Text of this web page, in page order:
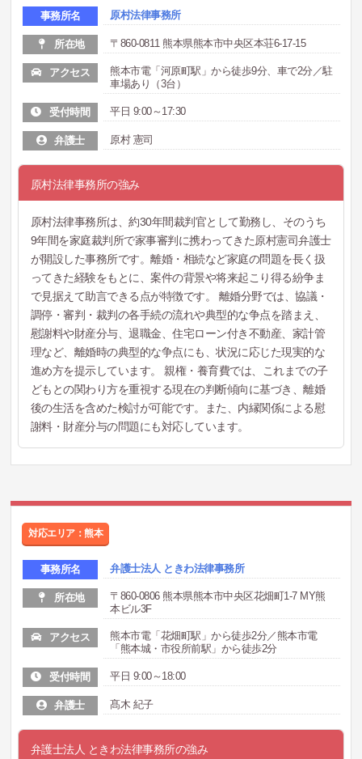
事務所名 原村法律事務所
所在地 〒860-0811 熊本県熊本市中央区本荘6-17-15
アクセス
熊本市電「河原町駅」から徒歩9分、車で2分／駐
車場あり（3台）
受付時間 平日 9:00～17:30
弁護士 原村 憲司
原村法律事務所の強み
原村法律事務所は、約30年間裁判官として勤務し、そのうち
9年間を家庭裁判所で家事審判に携わってきた原村憲司弁護士
が開設した事務所です。離婚・相続など家庭の問題を長く扱
ってきた経験をもとに、案件の背景や将来起こり得る紛争ま
で見据えて助言できる点が特徴です。 離婚分野では、協議・
調停・審判・裁判の各手続の流れや典型的な争点を踏まえ、
慰謝料や財産分与、退職金、住宅ローン付き不動産、家計管
理など、離婚時の典型的な争点にも、状況に応じた現実的な
進め方を提示しています。 親権・養育費では、これまでの子
どもとの関わり方を重視する現在の判断傾向に基づき、離婚
後の生活を含めた検討が可能です。また、内縁関係による慰
謝料・財産分与の問題にも対応しています。
対応エリア：熊本
事務所名 弁護士法人 ときわ法律事務所
所在地
〒860-0806 熊本県熊本市中央区花畑町1-7 MY熊
本ビル3F
アクセス
熊本市電「花畑町駅」から徒歩2分／熊本市電
「熊本城・市役所前駅」から徒歩2分
受付時間 平日 9:00～18:00
弁護士 髙木 紀子
弁護士法人 ときわ法律事務所の強み